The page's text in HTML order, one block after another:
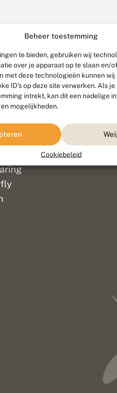
Beheer toestemming
te bieden, gebruiken wij
over je apparaat op te slaan en/
met deze technologieën kunnen
ID's op deze site verwerken. Als
intrekt, kan dit een nadelige
mogelijkheden.
Cookiebeleid
Go2People, ontworpen door